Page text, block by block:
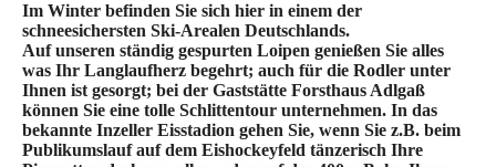
Im Winter befinden Sie sich hier in einem der
schneesichersten Ski-Arealen Deutschlands.
Auf unseren ständig gespurten Loipen genießen Sie alles
was Ihr Langlaufherz begehrt; auch für die Rodler unter
Ihnen ist gesorgt; bei der Gaststätte Forsthaus Adlgaß
können Sie eine tolle Schlittentour unternehmen. In das
bekannte Inzeller Eisstadion gehen Sie, wenn Sie z.B. beim
Publikumslauf auf dem Eishockeyfeld tänzerisch Ihre